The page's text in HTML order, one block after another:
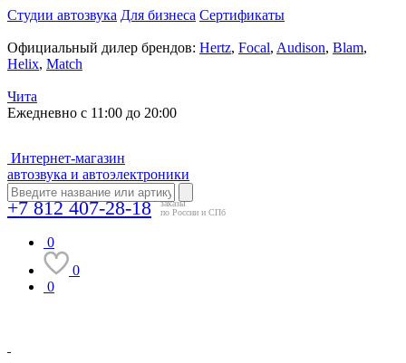
Студии автозвука Для бизнеса Сертификаты
Официальный дилер брендов: Hertz, Focal, Audison, Blam,
Helix, Match
Чита
Ежедневно с 11:00 до 20:00
Интернет-магазин
автозвука и автоэлектроники
+7 812 407-28-18
заказы
по России и СПб
0
0
0